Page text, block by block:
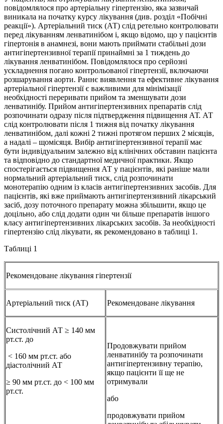
повідомлялося про артеріальну гіпертензію, яка зазвичай
виникала на початку курсу лікування (див. розділ «Побічні
реакції»). Артеріальний тиск (АТ) слід ретельно контролювати
перед лікуванням ленватинібом і, якщо відомо, що у пацієнтів
гіпертонія в анамнезі, вони мають приймати стабільні дози
антигіпертензивної терапії принаймні за 1 тиждень до
лікування ленватинібом. Повідомлялося про серйозні
ускладнення погано контрольованої гіпертензії, включаючи
розшарування аорти. Раннє виявлення та ефективне лікування
артеріальної гіпертензії є важливими для мінімізації
необхідності переривати прийом та зменшувати дози
ленватинібу. Прийом антигіпертензивних препаратів слід
розпочинати одразу після підтвердження підвищення АТ. АТ
слід контролювати після 1 тижня від початку лікування
ленватинібом, далі кожні 2 тижні протягом перших 2 місяців,
а надалі – щомісяця. Вибір антигіпертензивної терапії має
бути індивідуальним залежно від клінічних обставин пацієнта
та відповідно до стандартної медичної практики. Якщо
спостерігається підвищення АТ у пацієнтів, які раніше мали
нормальний артеріальний тиск, слід розпочинати
монотерапію одним із класів антигіпертензивних засобів. Для
пацієнтів, які вже приймають антигіпертензивний лікарський
засіб, дозу поточного препарату можна збільшити, якщо це
доцільно, або слід додати один чи більше препаратів іншого
класу антигіпертензивних лікарських засобів. За необхідності
гіпертензію слід лікувати, як рекомендовано в таблиці 1.
Таблиці 1
Рекомендоване лікування гіпертензії
Артеріальний тиск (АТ) Рекомендоване лікування
Систолічний АТ ≥ 140 мм
рт.ст. до
< 160 мм рт.ст. або
діастолічний АТ
≥ 90 мм рт.ст. до < 100 мм
рт.ст.
Продовжувати прийом
ленватинібу та розпочинати
антигіпертензивну терапію,
якщо пацієнти її ще не
отримували
або
продовжувати прийом